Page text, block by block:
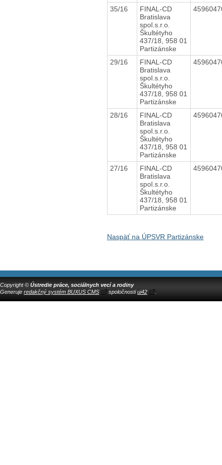
35/16
FINAL-CD
Bratislava
spol.s.r.o.
Škultétyho
437/18, 958 01
Partizánske
29/16
FINAL-CD
Bratislava
spol.s.r.o.
Škultétyho
437/18, 958 01
Partizánske
28/16
FINAL-CD
Bratislava
spol.s.r.o.
Škultétyho
437/18, 958 01
Partizánske
27/16
FINAL-CD
Bratislava
spol.s.r.o.
Škultétyho
437/18, 958 01
Partizánske
Naspäť na ÚPSVR Partizánske
Copyright © Ústredie práce, sociálnych vecí a rodiny
Generuje redakčný systém BUXUS CMS spoločnostiui42